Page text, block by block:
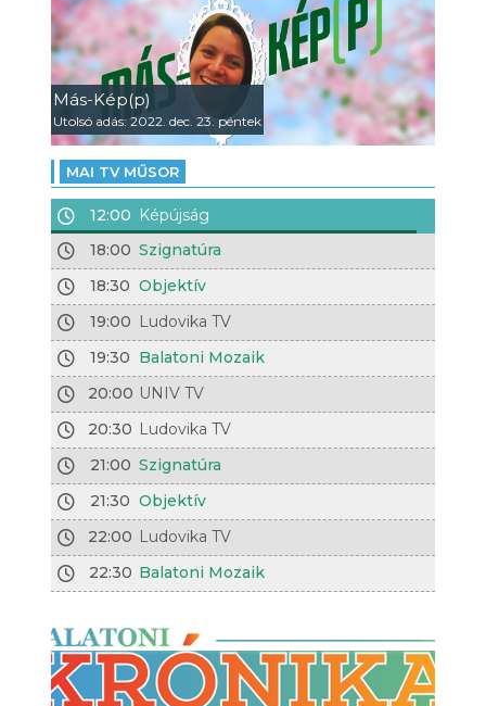
Más-Kép(p)
Utolsó adás: 2022. dec. 23. péntek
MAI TV MŰSOR
12:00 Képújság
18:00 Szignatúra
18:30 Objektív
19:00 Ludovika TV
19:30 Balatoni Mozaik
20:00 UNIV TV
20:30 Ludovika TV
21:00 Szignatúra
21:30 Objektív
22:00 Ludovika TV
22:30 Balatoni Mozaik